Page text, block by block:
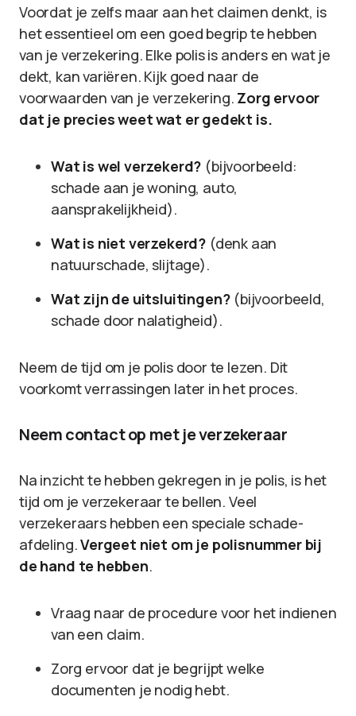
Voordat je zelfs maar aan het claimen denkt, is
het essentieel om een goed begrip te hebben
van je verzekering. Elke polis is anders en wat je
dekt, kan variëren. Kijk goed naar de
voorwaarden van je verzekering. Zorg ervoor
dat je precies weet wat er gedekt is.
Wat is wel verzekerd? (bijvoorbeeld:
schade aan je woning, auto,
aansprakelijkheid).
Wat is niet verzekerd? (denk aan
natuurschade, slijtage).
Wat zijn de uitsluitingen?(bijvoorbeeld,
schade door nalatigheid).
Neem de tijd om je polis door te lezen. Dit
voorkomt verrassingen later in het proces.
Neem contact op met je verzekeraar
Na inzicht te hebben gekregen in je polis, is het
tijd om je verzekeraar te bellen. Veel
verzekeraars hebben een speciale schade-
afdeling.Vergeet niet om je polisnummer bij
de hand te hebben.
Vraag naar de procedure voor het indienen
van een claim.
Zorg ervoor dat je begrijpt welke
documenten je nodig hebt.